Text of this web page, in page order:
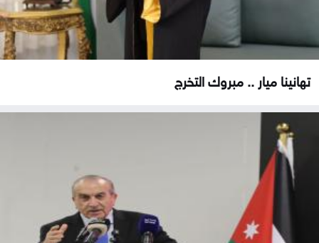
تهانينا ميار .. مبروك التخرج